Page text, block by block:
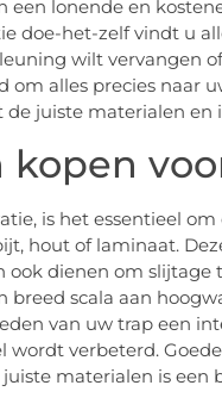
een lonende en
doe-het-zelf vindt u
wilt vervangen
alles precies naar
juiste materialen
is het essentieel
hout of laminaat.
ook dienen om
scala aan
van uw trap een
verbeterd.
materialen is een